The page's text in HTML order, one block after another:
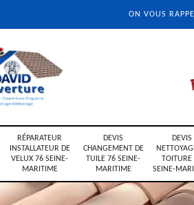
ON VOUS
RÉPARATEUR
INSTALLATEUR DE
VELUX 76 SEINE-
MARITIME
DEVIS
CHANGEMENT DE
TUILE 76 SEINE-
MARITIME
DEVIS
TOITURE
SEINE-